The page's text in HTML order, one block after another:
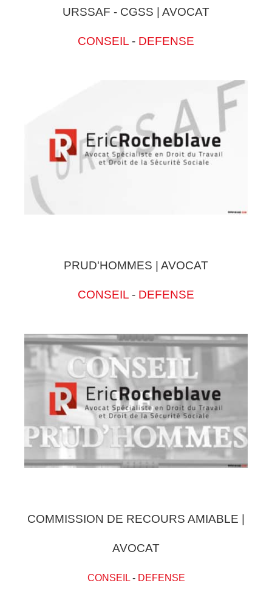
URSSAF - CGSS | AVOCAT
CONSEIL - DEFENSE
PRUD'HOMMES | AVOCAT
CONSEIL - DEFENSE
COMMISSION DE RECOURS AMIABLE |
AVOCAT
CONSEIL- DEFENSE